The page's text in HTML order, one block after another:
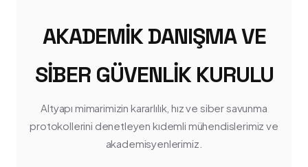
AKADEMIK DANIŞMA VE
SIBER GÜVENLIK KURULU
Altyapı mimarimizin kararlılık, hız ve siber savunma
protokollerini denetleyen kıdemli mühendislerimiz ve
akademisyenlerimiz.